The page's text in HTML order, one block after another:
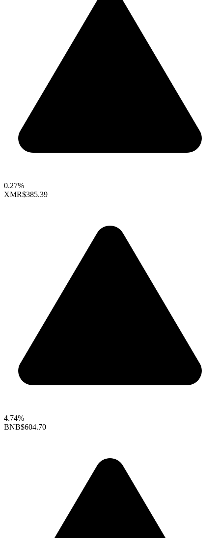
0.27%
XMR$385.39
4.74%
BNB$604.70